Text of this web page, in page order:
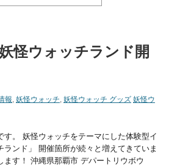
怪ウォッチランド開
報, 妖怪ウォッチ, 妖怪ウォッチ グッズ 妖怪ウ
す。 妖怪ウォッチをテーマにした体験型イ
ランド」 開催箇所が続々と増えてきていま
ます！ 沖縄県那覇市 デパートリウボウ